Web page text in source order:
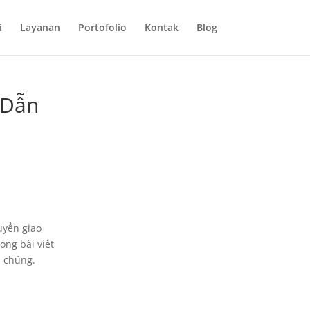
Layanan Portofolio Kontak Blog
giao
bài viết
chúng.